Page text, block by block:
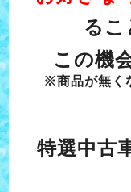
るこ
この機
※商品が無く
特選中古